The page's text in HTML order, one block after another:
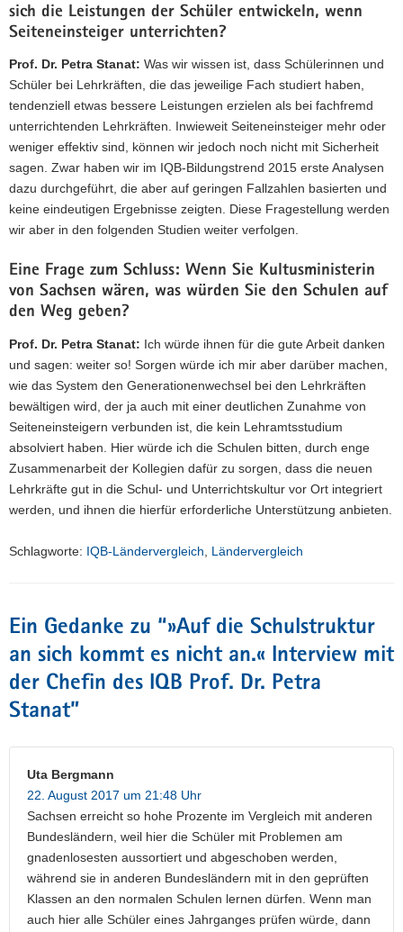
sich die Leistungen der Schüler entwickeln, wenn
Seiteneinsteiger unterrichten?
Prof. Dr. Petra Stanat: Was wir wissen ist, dass Schülerinnen und
Schüler bei Lehrkräften, die das jeweilige Fach studiert haben,
tendenziell etwas bessere Leistungen erzielen als bei fachfremd
unterrichtenden Lehrkräften. Inwieweit Seiteneinsteiger mehr oder
weniger effektiv sind, können wir jedoch noch nicht mit Sicherheit
sagen. Zwar haben wir im IQB-Bildungstrend 2015 erste Analysen
dazu durchgeführt, die aber auf geringen Fallzahlen basierten und
keine eindeutigen Ergebnisse zeigten. Diese Fragestellung werden
wir aber in den folgenden Studien weiter verfolgen.
Eine Frage zum Schluss: Wenn Sie Kultusministerin
von Sachsen wären, was würden Sie den Schulen auf
den Weg geben?
Prof. Dr. Petra Stanat: Ich würde ihnen für die gute Arbeit danken
und sagen: weiter so! Sorgen würde ich mir aber darüber machen,
wie das System den Generationenwechsel bei den Lehrkräften
bewältigen wird, der ja auch mit einer deutlichen Zunahme von
Seiteneinsteigern verbunden ist, die kein Lehramtsstudium
absolviert haben. Hier würde ich die Schulen bitten, durch enge
Zusammenarbeit der Kollegien dafür zu sorgen, dass die neuen
Lehrkräfte gut in die Schul- und Unterrichtskultur vor Ort integriert
werden, und ihnen die hierfür erforderliche Unterstützung anbieten.
Schlagworte: IQB-Ländervergleich Ländervergleich
Ein Gedanke zu “»Auf die Schulstruktur
an sich kommt es nicht an.« Interview mit
der Chefin des IQB Prof. Dr. Petra
Stanat”
Uta Bergmann
22. August 2017 um 21:48 Uhr
Sachsen erreicht so hohe Prozente im Vergleich mit anderen
Bundesländern, weil hier die Schüler mit Problemen am
gnadenlosesten aussortiert und abgeschoben werden,
während sie in anderen Bundesländern mit in den geprüften
Klassen an den normalen Schulen lernen dürfen. Wenn man
auch hier alle Schüler eines Jahrganges prüfen würde, dann